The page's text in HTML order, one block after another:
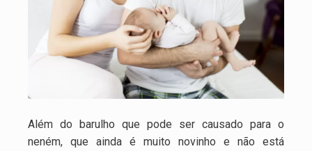
Além do barulho que pode ser causado para o
neném, que ainda é muito novinho e não está